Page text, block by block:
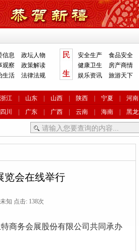
信息
政坛人物
观察
政策解读
生活
法律法规
安全生产 食品安全
健康卫生
房产商情
娱乐资讯
旅游天下
浙江 山东 山西 陕西 宁夏 河南
四川 广东 广西 云南 海南 黑
览会在线举行
知 点击: 138次
商务会展股份有限公司共同承办